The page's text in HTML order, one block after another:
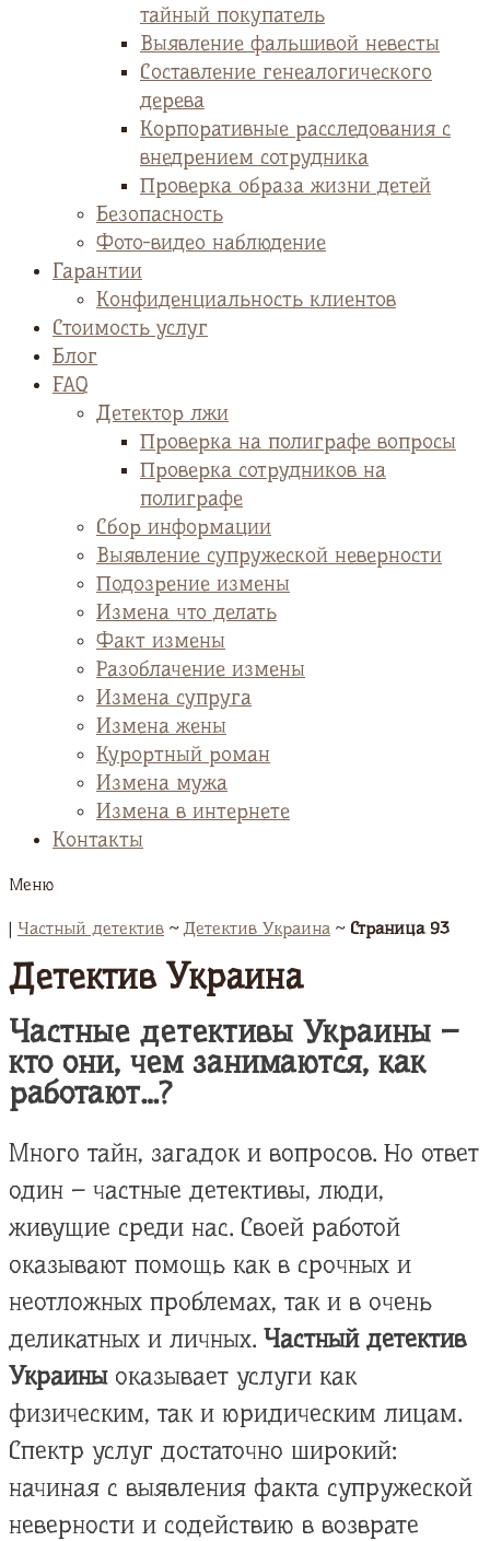
тайный покупатель
Выявление фальшивой невесты
Cоставление генеалогического
дерева
Корпоративные расследования с
внедрением сотрудника
Проверка образа жизни детей
Безопасность
Фото-видео наблюдение
Гарантии
Конфиденциальность клиентов
Стоимость услуг
Блог
FAQ
Детектор лжи
Проверка на полиграфе вопросы
Проверка сотрудников на
полиграфе
Сбор информации
Выявление супружеской неверности
Подозрение измены
Измена что делать
Факт измены
Разоблачение измены
Измена супруга
Измена жены
Курортный роман
Измена мужа
Измена в интернете
Контакты
Меню
| Частный детектив ~Детектив Украина ~ Страница 93
Детектив Украина
Частные детективы Украины –
кто они, чем занимаются, как
работают…?
Много тайн, загадок и вопросов. Но ответ
один – частные детективы, люди,
живущие среди нас. Своей работой
оказывают помощь как в срочных и
неотложных проблемах, так и в очень
деликатных и личных. Частный детектив
Украиныоказывает услуги как
физическим, так и юридическим лицам.
Спектр услуг достаточно широкий:
начиная с выявления факта супружеской
неверности и содействию в возврате